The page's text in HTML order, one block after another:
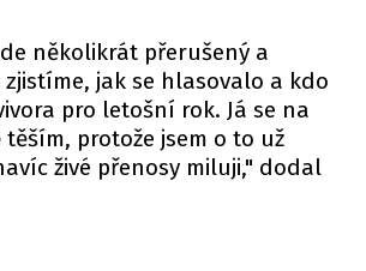
několikrát přerušený a
jak se hlasovalo a kdo
pro letošní rok. Já se na
protože jsem o to už
živé přenosy miluji," dodal